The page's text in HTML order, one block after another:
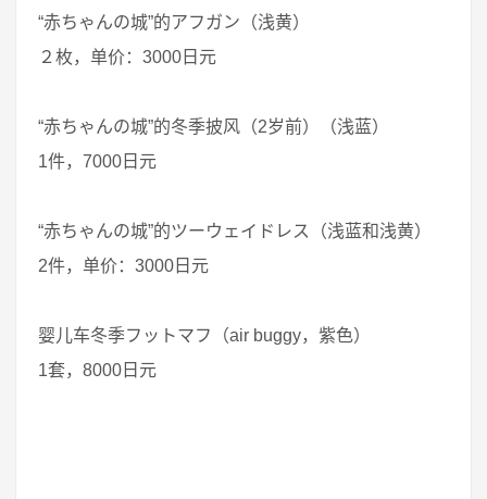
“赤ちゃんの城”的アフガン（浅黄）
２枚，单价：3000日元
“赤ちゃんの城”的冬季披风（2岁前）（浅蓝）
1件，7000日元
“赤ちゃんの城”的ツーウェイドレス（浅蓝和浅黄）
2件，单价：3000日元
婴儿车冬季フットマフ（air buggy，紫色）
1套，8000日元